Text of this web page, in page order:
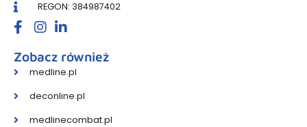
REGON: 384987402
Zobacz również
medline.pl
deconline.pl
medlinecombat.pl